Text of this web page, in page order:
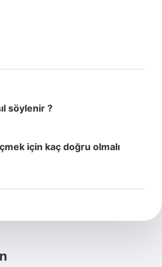
söylenir ?
için kaç doğru olmalı